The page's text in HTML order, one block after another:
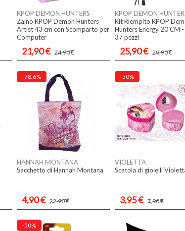
KPOP DEMON HUNTERS
Zaino KPOP Demon Hunters
Artist 43 cm con Scomparto per
Computer
21,90 € 24,90 €
KPOP DEMON
Kit Riempito KPOP
Hunters Energy 20 CM
37 pezzi
25,90 € 29,90 €
-78.6%
HANNAH MONTANA
Sacchetto di Hannah Montana
4,90 € 22,90 €
-50%
VIOLETTA
Scatola di gioielli
3,95 € 7,90 €
-50%